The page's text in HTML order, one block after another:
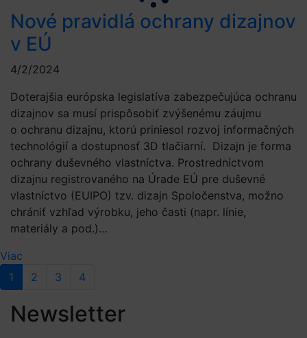
Nové pravidlá ochrany dizajnov
v EÚ
4/2/2024
Doterajšia európska legislatíva zabezpečujúca ochranu
dizajnov sa musí prispôsobiť zvýšenému záujmu
o ochranu dizajnu, ktorú priniesol rozvoj informačných
technológií a dostupnosť 3D tlačiarní. Dizajn je forma
ochrany duševného vlastníctva. Prostredníctvom
dizajnu registrovaného na Úrade EÚ pre duševné
vlastníctvo (EUIPO) tzv. dizajn Spoločenstva, možno
chrániť vzhľad výrobku, jeho časti (napr. línie,
materiály a pod.)…
Viac
1
2 3 4
Newsletter